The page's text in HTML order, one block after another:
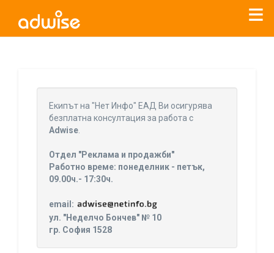
Уважаеми рекламодатели, с настоящото съобщение
бихме искали да Ви уведомим, че „Нет Инфо“ ЕАД (
прекратява услугата Adwiseсчитано от
г
Eкипът на "Нет Инфо" ЕАД Ви осигурява
безплатна консултация за работа с
Adwise.
Отдел "Реклама и продажби"
Работно време: понеделник - петък,
09.00ч.- 17:30ч.
email:
ул. "Неделчо Бончев" № 10
гр. София 1528